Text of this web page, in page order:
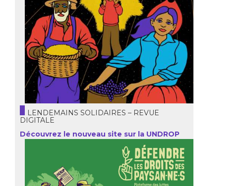
LENDEMAINS SOLIDAIRES – REVUE
DIGITALE
Découvrez le nouveau site sur la UNDROP